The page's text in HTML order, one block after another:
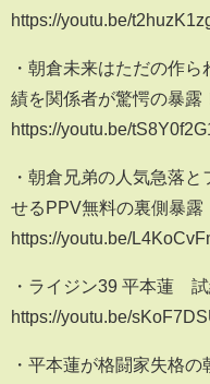
https://youtu.be/
・朝倉未来はただの作
績を関係者が驚愕の暴露
https://youtu.be/
・朝倉兄弟の人気急落
せるPPV無料の裏側暴露
https://youtu.be/
・ライジン39 平本蓮 試
https://youtu.be/
・平本蓮が格闘家失格